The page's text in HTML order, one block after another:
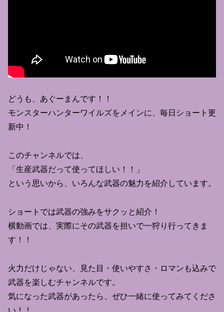
どうも、あぐーまんです！！
モンスターハンターワイルズをメインに、毎日ショート更
新中！
このチャンネルでは、
「生産武器だって使ってほしい！！」
という思いから、いろんな武器の魅力を紹介しています。
ショートでは武器の強みをサクッと紹介！
横動画では、実際にその武器を担いで一狩り行ってきま
す！！
火力だけじゃない、見た目・使いやすさ・ロマンも込みで
武器を楽しむチャンネルです。
気になった武器があったら、ぜひ一緒に使ってみてくださ
い！！